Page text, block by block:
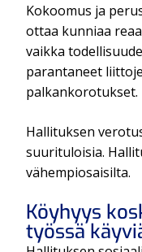
Kokoomus ja
ottaa kunniaa
vaikka
parantaneet
palkankorotukset.
Hallituksen
suurituloisia.
vähempiosaisilta.
Köyhyys
työssä